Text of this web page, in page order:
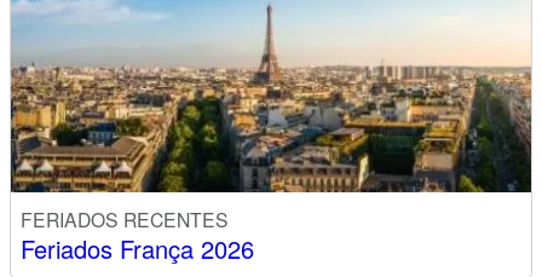
FERIADOS RECENTES
Feriados França 2026